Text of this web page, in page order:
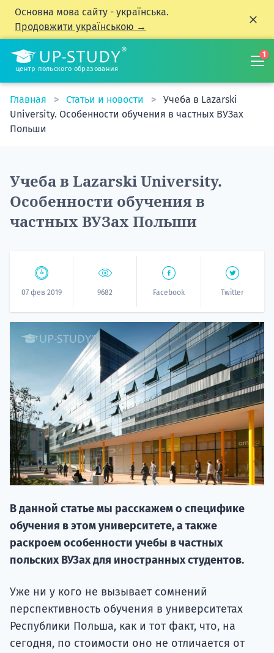
Основна мова сайту - українська.
Продовжити українською →
центр польского образования
1
Главная Статьи и новости
Учеба в Lazarski
University. Особенности обучения в частных ВУЗах
Польши
Учеба в Lazarski University.
Особенности обучения в
частных ВУЗах Польши
07 фев 2019 9682 Facebook Twitter
В данной статье мы расскажем о специфике
обучения в этом университете, а также
раскроем особенности учебы в частных
польских ВУЗах для иностранных студентов.
Уже ни у кого не вызывает сомнений
перспективность обучения в университетах
Республики Польша, как и тот факт, что, на
сегодня, по стоимости оно не отличается от
20.09